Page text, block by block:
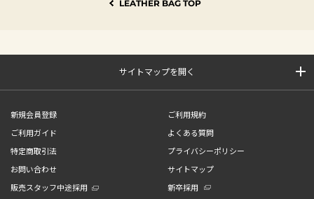
LEATHER BAG TOP
サイトマップを開く
新規会員登録
ご利用規約
ご利用ガイド
よくある質問
特定商取引法
プライバシーポリシー
お問い合わせ
サイトマップ
販売スタッフ中途採用
新卒採用